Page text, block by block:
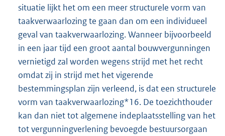
situatie lijkt het om een meer structurele vorm van
taakverwaarlozing te gaan dan om een individueel
geval van taakverwaarlozing. Wanneer bijvoorbeeld
in een jaar tijd een groot aantal bouwvergunningen
vernietigd zal worden wegens strijd met het recht
omdat zij in strijd met het vigerende
bestemmingsplan zijn verleend, is dat een structurele
vorm van taakverwaarlozing*16. De toezichthouder
kan dan niet tot algemene indeplaatsstelling van het
tot vergunningverlening bevoegde bestuursorgaan